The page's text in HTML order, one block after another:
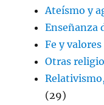
Ateísmo y
Enseñanza
Fe y
Otras
(29)